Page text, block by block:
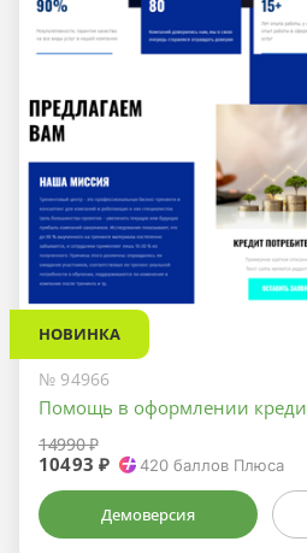
НОВИНКА
№ 94966
Помощь в оформлении
14990 ₽
10493 ₽ 420 баллов Плюса
Демоверсия